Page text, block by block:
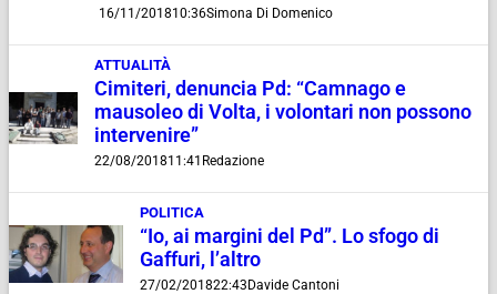
16/11/201810:36Simona Di Domenico
ATTUALITÀ
Cimiteri, denuncia Pd: “Camnago e
mausoleo di Volta, i volontari non possono
intervenire”
22/08/201811:41 Redazione
POLITICA
“Io, ai margini del Pd”. Lo sfogo di
Gaffuri, l’altro
27/02/201822:43Davide Cantoni